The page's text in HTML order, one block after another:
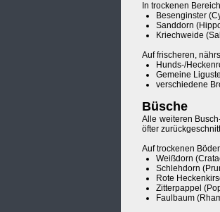
In trockenen
Besenginster
Sanddorn
Kriechweide
Auf frischeren,
Hunds-/
Gemeine
verschiedene
Büsche
Alle weiteren
öfter
Auf trockenen
Weißdorn
Schlehdorn
Rote
Zitterpappel
Faulbaum